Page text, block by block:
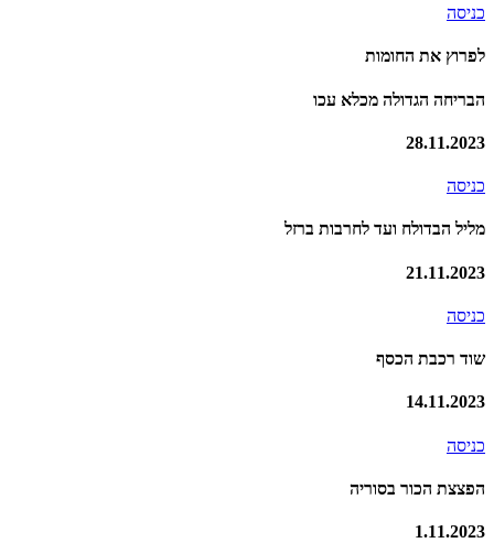
כניסה
לפרוץ את החומות
הבריחה הגדולה מכלא עכו
28.11.2023
כניסה
מליל הבדולח ועד לחרבות ברזל
21.11.2023
כניסה
שוד רכבת הכסף
14.11.2023
כניסה
הפצצת הכור בסוריה
1.11.2023